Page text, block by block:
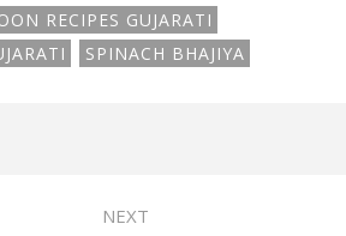
RECIPES GUJARATI
SPINACH BHAJIYA
NEXT